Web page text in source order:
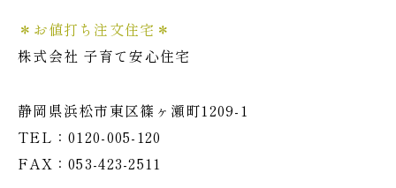
＊お値打ち注文住宅＊
株式会社 子育て安心住宅
静岡県浜松市東区篠ヶ瀬町1209-1
TEL：0120-005-120
FAX：053-423-2511